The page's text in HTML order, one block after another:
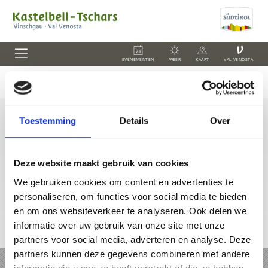
Toestemming Details Over
Deze website maakt gebruik van cookies
We gebruiken cookies om content en advertenties te
personaliseren, om functies voor social media te bieden
en om ons websiteverkeer te analyseren. Ook delen we
informatie over uw gebruik van onze site met onze
partners voor social media, adverteren en analyse. Deze
partners kunnen deze gegevens combineren met andere
EVENEMENTEN WEER KAART
V
VAL VENOSTA
+39 0473 62 41 93 info@kastelbell-tschars.com
Online-kaart